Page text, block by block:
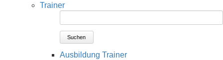
Trainer
Suchen
Ausbildung Trainer